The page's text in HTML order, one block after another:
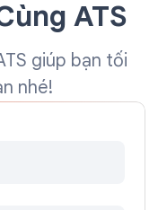
ATS
giúp bạn tối
nhé!